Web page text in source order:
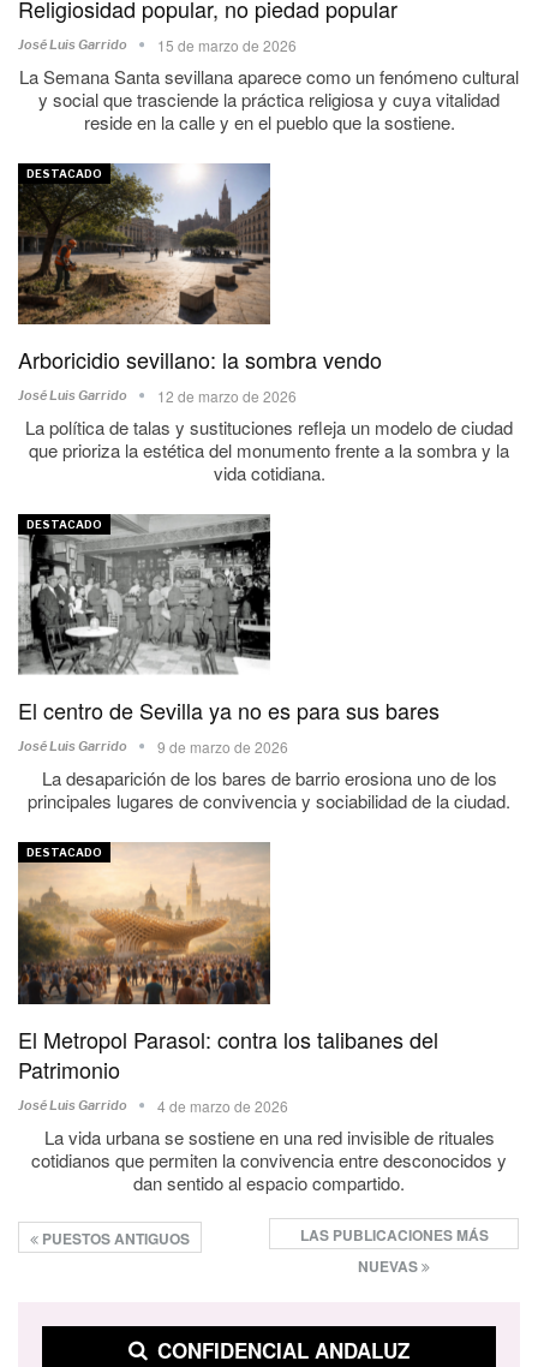
Religiosidad popular, no piedad popular
José Luis Garrido 15 de marzo de 2026
La Semana Santa sevillana aparece como un fenómeno cultural
y social que trasciende la práctica religiosa y cuya vitalidad
reside en la calle y en el pueblo que la sostiene.
DESTACADO
Arboricidio sevillano: la sombra vendo
José Luis Garrido 12 de marzo de 2026
La política de talas y sustituciones refleja un modelo de ciudad
que prioriza la estética del monumento frente a la sombra y la
vida cotidiana.
DESTACADO
El centro de Sevilla ya no es para sus bares
José Luis Garrido 9 de marzo de 2026
La desaparición de los bares de barrio erosiona uno de los
principales lugares de convivencia y sociabilidad de la ciudad.
DESTACADO
El Metropol Parasol: contra los talibanes del
Patrimonio
José Luis Garrido 4 de marzo de 2026
La vida urbana se sostiene en una red invisible de rituales
cotidianos que permiten la convivencia entre desconocidos y
dan sentido al espacio compartido.
PUESTOS ANTIGUOS
LAS PUBLICACIONES MÁS
NUEVAS
CONFIDENCIAL ANDALUZ